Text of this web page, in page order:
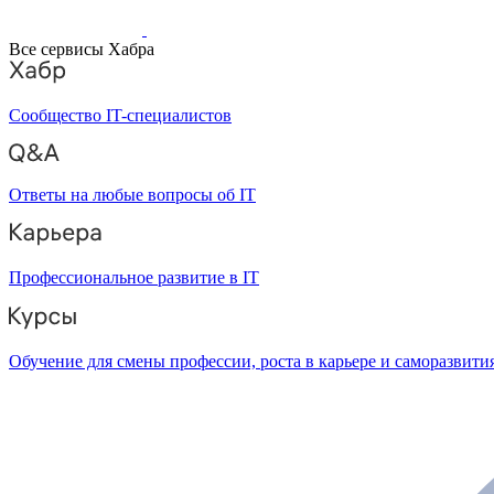
Все сервисы Хабра
Сообщество IT-специалистов
Ответы на любые вопросы об IT
Профессиональное развитие в IT
Обучение для смены профессии, роста в карьере и